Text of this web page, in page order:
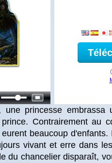
princesse embrassa
Contrairement au
beaucoup
vivant et erre dans
du chancelier disparaît,